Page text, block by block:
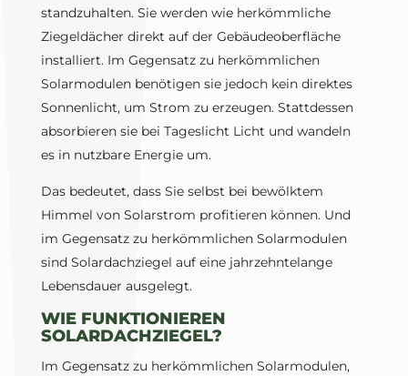
standzuhalten. Sie werden wie herkömmliche
Ziegeldächer direkt auf der Gebäudeoberfläche
installiert. Im Gegensatz zu herkömmlichen
Solarmodulen benötigen sie jedoch kein direktes
Sonnenlicht, um Strom zu erzeugen. Stattdessen
absorbieren sie bei Tageslicht Licht und wandeln
es in nutzbare Energie um.
Das bedeutet, dass Sie selbst bei bewölktem
Himmel von Solarstrom profitieren können. Und
im Gegensatz zu herkömmlichen Solarmodulen
sind Solardachziegel auf eine jahrzehntelange
Lebensdauer ausgelegt.
WIE FUNKTIONIEREN
SOLARDACHZIEGEL?
Im Gegensatz zu herkömmlichen Solarmodulen,